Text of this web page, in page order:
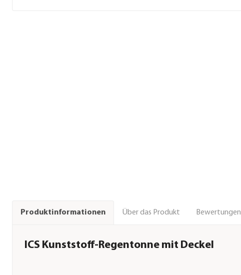
Produktinformationen Über das Produkt Bewertungen
ICS Kunststoff-Regentonne mit Deckel